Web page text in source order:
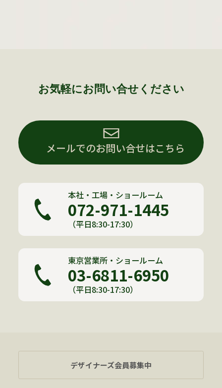
お気軽にお問い合せください
メールでのお問い合せはこちら
本社・工場・ショールーム
072-971-1445
（平日8:30-17:30）
東京営業所・ショールーム
03-6811-6950
（平日8:30-17:30）
デザイナーズ会員募集中